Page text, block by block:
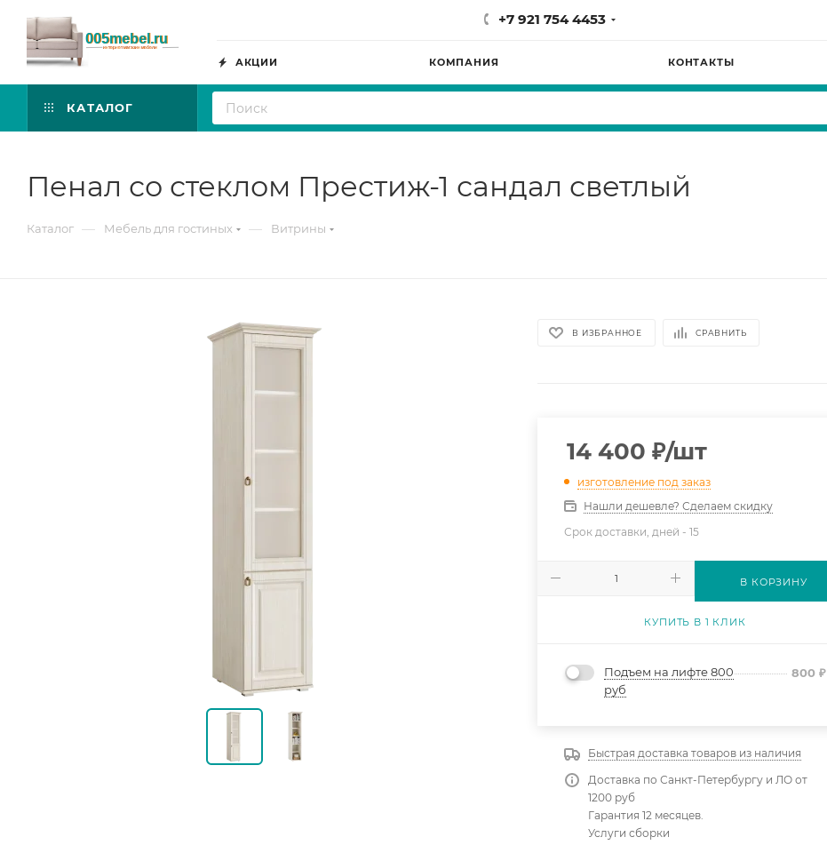
+7 921 754 4453
АКЦИИ КОМПАНИЯ КОНТАКТЫ
КАТАЛОГ
Пенал со стеклом Престиж-1 сандал светлый
Каталог — Мебель для гостиных — Витрины
В ИЗБРАННОЕ СРАВНИТЬ
14 400 ₽/шт
изготовление под заказ
Нашли дешевле? Сделаем скидку
Срок доставки, дней -15
В КОРЗИНУ
КУПИТЬ В 1 КЛИК
Подъем на лифте 800
руб
800₽
Быстрая доставка товаров из наличия
Доставка по Санкт-Петербургу и ЛО от
1200 руб
Гарантия 12 месяцев.
Услуги сборки